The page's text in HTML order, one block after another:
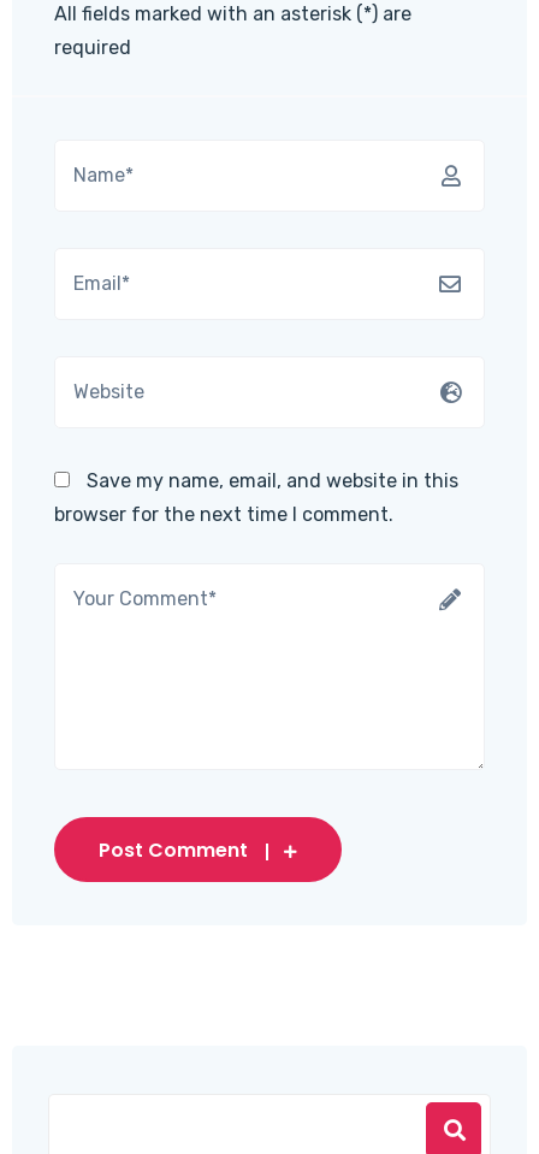
All fields marked with an asterisk (*) are
required
Save my name, email, and website in this
browser for the next time I comment.
Post Comment